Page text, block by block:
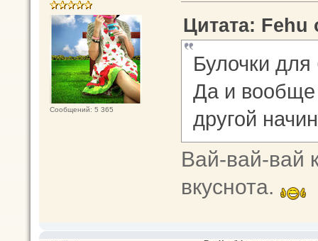
Сообщений: 5 365
Цитата: Fehu
Булочки для
Да и вообще
другой
Вай-вай-вай
вкуснота.